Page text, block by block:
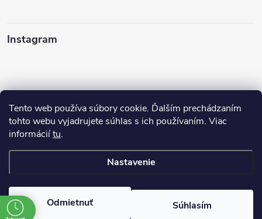
Tento web používa súbory cookie. Ďalším prechádzaním
tohto webu vyjadrujete súhlas s ich používaním. Viac
informáciítu.
Nastavenie
Odmietnuť Súhlasím
Instagram
Sledovať na Instagrame
Ako nakupovať
FINERY I darčeky. Všetky práva vyhradené.